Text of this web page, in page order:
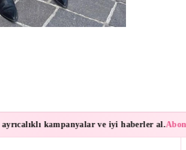
kampanyalar ve iyi haberler al.